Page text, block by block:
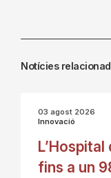
Notícies
03 agost 2026
Innovació
fins a un